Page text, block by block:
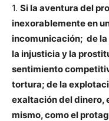
1. Si la aventura del
inexorablemente en
incomunicación; de
la injusticia y la
sentimiento
tortura; de la
exaltación del dinero,
mismo, como el